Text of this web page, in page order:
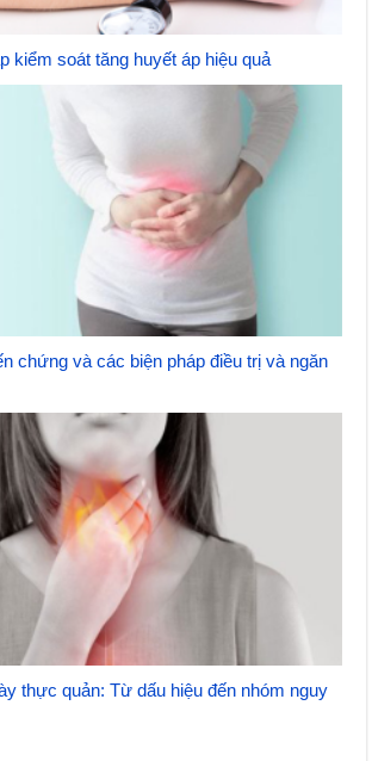
kiểm soát tăng huyết áp hiệu quả
chứng và các biện pháp điều trị và ngăn
thực quản: Từ dấu hiệu đến nhóm nguy